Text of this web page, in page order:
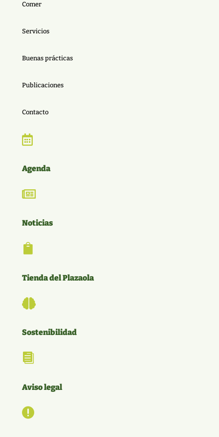
Comer
Servicios
Buenas prácticas
Publicaciones
Contacto

Agenda

Noticias

Tienda del Plazaola

Sostenibilidad

Aviso legal
